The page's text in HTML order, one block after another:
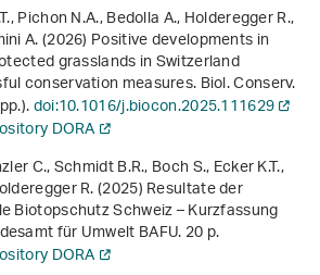
Pichon N.A., Bedolla A., Holderegger R.,
A. (2026) Positive developments in
grasslands in Switzerland
conservation measures. Biol. Conserv.
doi:10.1016/j.biocon.2025.111629
DORA
C., Schmidt B.R., Boch S., Ecker K.T.,
R. (2025)Resultate der
Biotopschutz Schweiz – Kurzfassung
für Umwelt BAFU. 20 p.
DORA